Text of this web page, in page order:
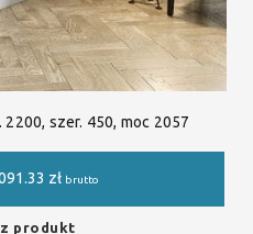
2200, szer. 450, moc 2057
zł brutto
produkt